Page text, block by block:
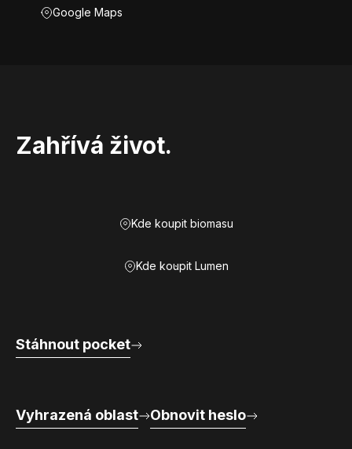
Google Maps
Zahřívá život.
Kde koupit biomasu
Kde koupit Lumen
Stáhnout pocket
Vyhrazená oblast Obnovit heslo